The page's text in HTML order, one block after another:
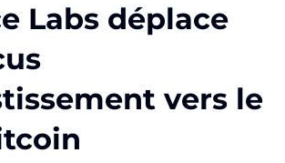
Labs déplace
vers le